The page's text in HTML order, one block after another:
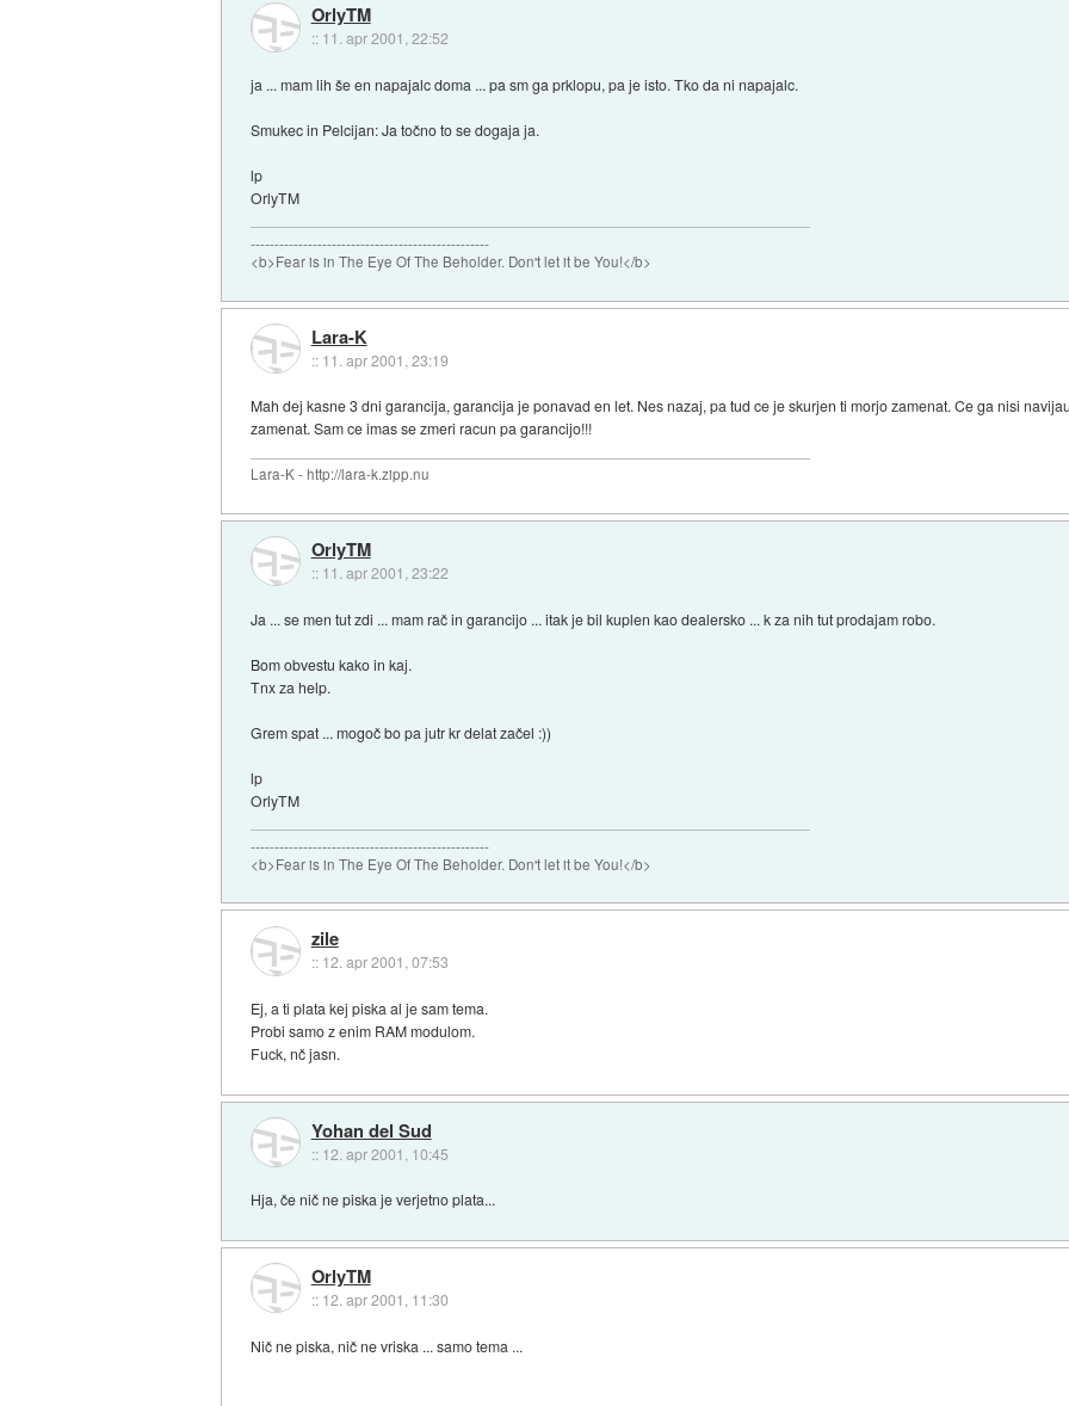
OrlyTM
:: 11. apr 2001, 22:52
ja ... mam lih še en napajalc doma ... pa sm ga prklopu, pa je isto. Tko da ni napajalc.
Smukec in Pelcijan: Ja točno to se dogaja ja.
lp
OrlyTM
--------------------------------------------------
<b>Fear is in The Eye Of The Beholder. Don't let it be You!</b>
Lara-K
:: 11. apr 2001, 23:19
Mah dej kasne 3 dni garancija, garancija je ponavad en let. Nes nazaj, pa tud ce je skurjen ti morjo zamenat. Ce ga nisi
zamenat. Sam ce imas se zmeri racun pa garancijo!!!
Lara-K - http://lara-k.zipp.nu
OrlyTM
:: 11. apr 2001, 23:22
Ja ... se men tut zdi ... mam rač in garancijo ... itak je bil kuplen kao dealersko ... k za nih tut prodajam robo.
Bom obvestu kako in kaj.
Tnx za help.
Grem spat ... mogoč bo pa jutr kr delat začel :))
lp
OrlyTM
--------------------------------------------------
<b>Fear is in The Eye Of The Beholder. Don't let it be You!</b>
zile
:: 12. apr 2001, 07:53
Ej, a ti plata kej piska al je sam tema.
Probi samo z enim RAM modulom.
Fuck, nč jasn.
Yohan del Sud
:: 12. apr 2001, 10:45
Hja, če nič ne piska je verjetno plata...
OrlyTM
:: 12. apr 2001, 11:30
Nič ne piska, nič ne vriska ... samo tema ...